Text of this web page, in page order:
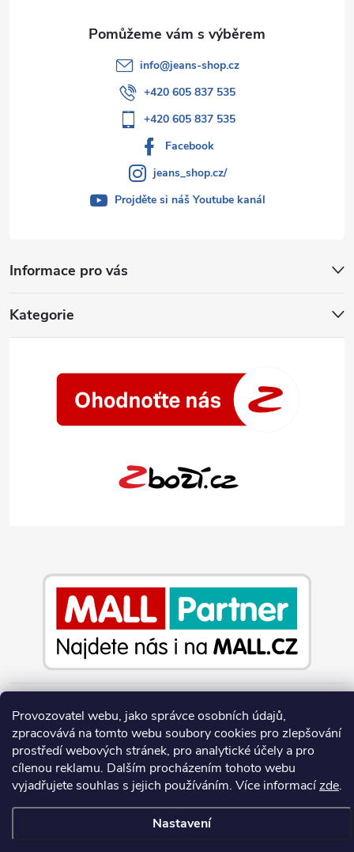
Provozovatel webu, jako správce osobních údajů,
zpracovává na tomto webu soubory cookies pro zlepšování
prostředí webových stránek, pro analytické účely a pro
cílenou reklamu. Dalším procházením tohoto webu
vyjadřujete souhlas s jejich používáním. Více informacízde.
Nastavení
Informace pro vás
Kategorie
info@jeans-shop.cz
+420 605 837 535
+420 605 837 535
Facebook
jeans_shop.cz/
Projděte si náš Youtube kanál
Vytvořil Shoptet
Copyright 2026Jeans-Shop.cz. Všechna práva vyhrazena.
nastavení cookies